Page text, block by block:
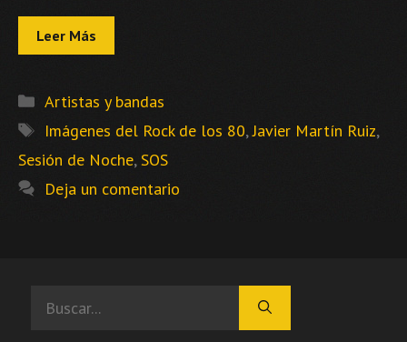
Leer Más
Categorías
Artistas y bandas
Etiquetas
Imágenes del Rock de los 80,Javier Martín Ruiz,
Sesión de Noche, SOS
Deja un comentario